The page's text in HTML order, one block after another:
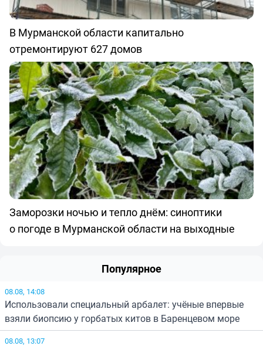
В Мурманской области капитально
отремонтируют 627 домов
Заморозки ночью и тепло днём: синоптики
о погоде в Мурманской области на выходные
Популярное
08.08, 14:08
Использовали специальный арбалет: учёные впервые
взяли биопсию у горбатых китов в Баренцевом море
08.08, 13:07